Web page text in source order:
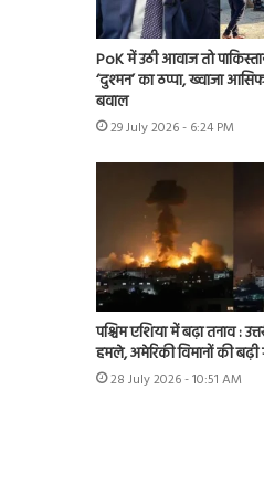
PoK में उठी आवाज तो
‘दुश्मन’ का ठप्पा, ख्वाजा
बवाल
29 July 2026 - 6:24 PM
पश्चिम एशिया में बढ़ा तनाव :
हमले, अमेरिकी विमानों की बढ़ी
28 July 2026 - 10:51 AM